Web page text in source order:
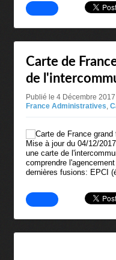
Carte de
de
Publié le 4 Décembre
France Administratives,
Mise à jour du 04/12/
une carte de
comprendre
dernières fusions: EPCI